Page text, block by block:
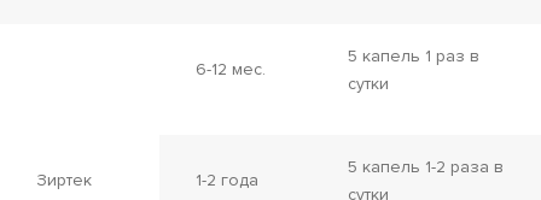
Зиртек
6-12 мес.
5 капель 1 раз в
сутки
1-2 года
5 капель 1-2 раза в
сутки